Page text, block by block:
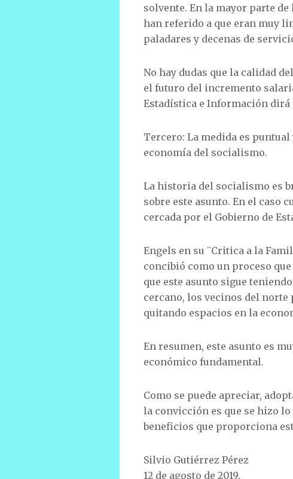
solvente. En la mayor parte
han referido a que eran muy
paladares y decenas de
No hay dudas que la calidad
el futuro del incremento
Estadística e Información dirá
Tercero: La medida es
economía del socialismo.
La historia del socialismo es
sobre este asunto. En el caso
cercada por el Gobierno de
Engels en su ¨Critica a la
concibió como un proceso
que este asunto sigue
cercano, los vecinos del norte
quitando espacios en la
En resumen, este asunto es
económico fundamental.
Como se puede apreciar,
la convicción es que se hizo
beneficios que proporciona
Silvio Gutiérrez Pérez
12 de agosto de 2019.